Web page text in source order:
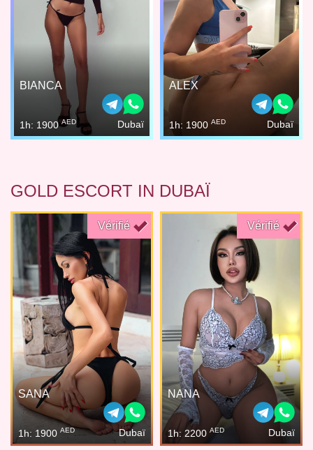
BIANCA
1h: 1900AED Dubaï
ALEX
1h: 1900 AED Dubaï
GOLD ESCORT IN DUBAÏ
Vérifié
SANA
1h: 1900 AED Dubaï
Vérifié
NANA
1h: 2200 AED Dubaï